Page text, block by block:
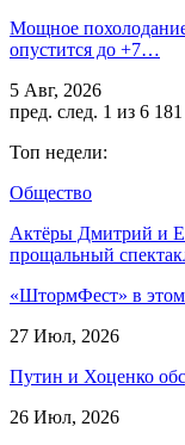
Мощное
опустится до +7…
5 Авг, 2026
пред. след. 1 из 6 181
Топ недели:
Общество
Актёры Дмитрий и
прощальный
«ШтормФест» в этом
27 Июл, 2026
Путин и Хоценко
26 Июл, 2026